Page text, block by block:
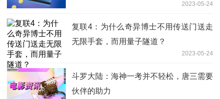
2023-05-24
复联4：为什么奇异博士不用传送门送走
无限手套，而用量子隧道？
2023-05-24
斗罗大陆：海神一考并不轻松，唐三需要
伙伴的助力